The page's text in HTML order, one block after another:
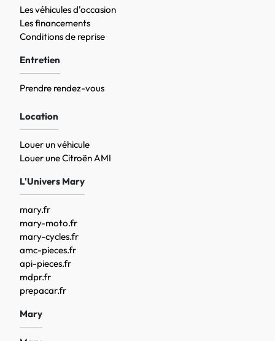
Les véhicules d'occasion
Les financements
Conditions de reprise
Entretien
Prendre rendez-vous
Location
Louer un véhicule
Louer une Citroën AMI
L'Univers Mary
mary.fr
mary-moto.fr
mary-cycles.fr
amc-pieces.fr
api-pieces.fr
mdpr.fr
prepacar.fr
Mary